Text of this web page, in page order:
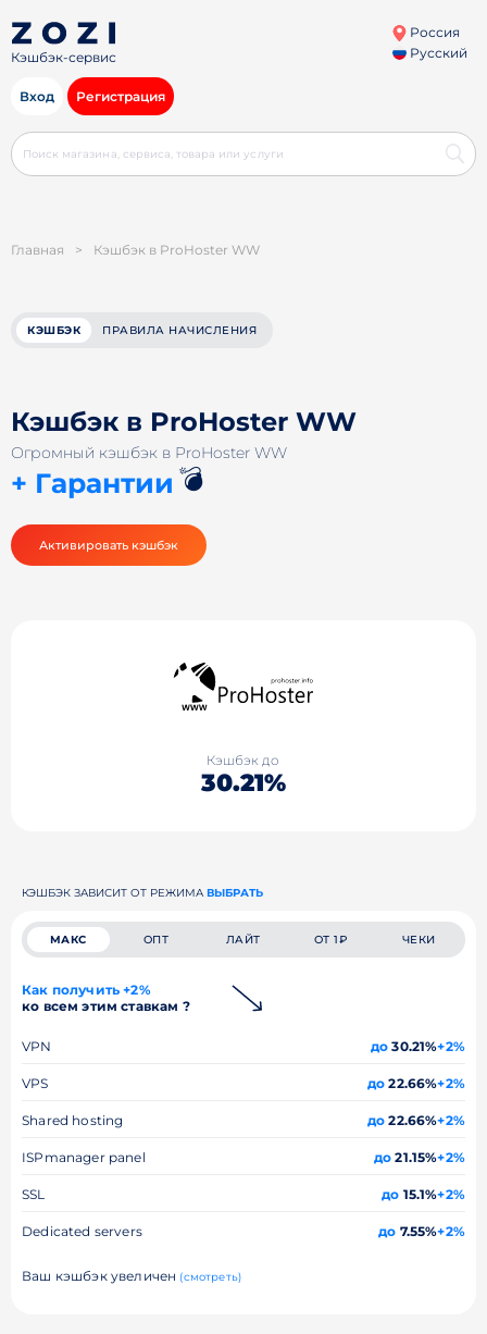
Кэшбэк-сервис
Россия
Русский
Вход Регистрация
Главная > Кэшбэк в ProHoster WW
КЭШБЭК ПРАВИЛА НАЧИСЛЕНИЯ
Кэшбэк в ProHoster WW
Огромный кэшбэк в ProHoster WW
+ Гарантии 💣
Активировать кэшбэк
Кэшбэк до
30.21%
КЭШБЭК ЗАВИСИТ ОТ РЕЖИМА ВЫБРАТЬ
МАКС ОПТ ЛАЙТ ОТ 1₽ ЧЕКИ
Как получить +2%
ко всем этим ставкам ?
VPN до 30.21%+2%
VPS до 22.66%+2%
Shared hosting до 22.66%+2%
ISPmanager panel до 21.15%+2%
SSL до 15.1%+2%
Dedicated servers до 7.55%+2%
Ваш кэшбэк увеличен (смотреть)